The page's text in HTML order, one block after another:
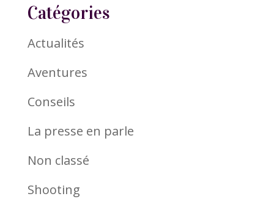
Catégories
Actualités
Aventures
Conseils
La presse en parle
Non classé
Shooting